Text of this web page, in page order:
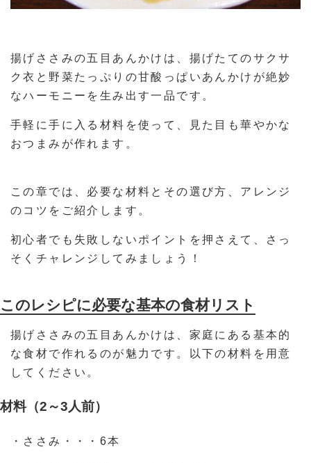
揚げささみの五目あんかけは、揚げたてのサクサ
ク衣と野菜たっぷりの甘酸っぱいあんかけが絶妙
なハーモニーを生み出す一品です。
手軽に手に入る材料を使って、見た目も華やかな
おつまみが作れます。
この章では、必要な材料とその選び方、アレンジ
のコツをご紹介します。
初心者でも失敗しないポイントを押さえて、さっ
そくチャレンジしてみましょう！
このレシピに必要な基本の食材リスト
揚げささみの五目あんかけは、家庭にある基本的
な食材で作れるのが魅力です。以下の材料を用意
してください。
材料（2～3人前）
・ささみ・・・6本